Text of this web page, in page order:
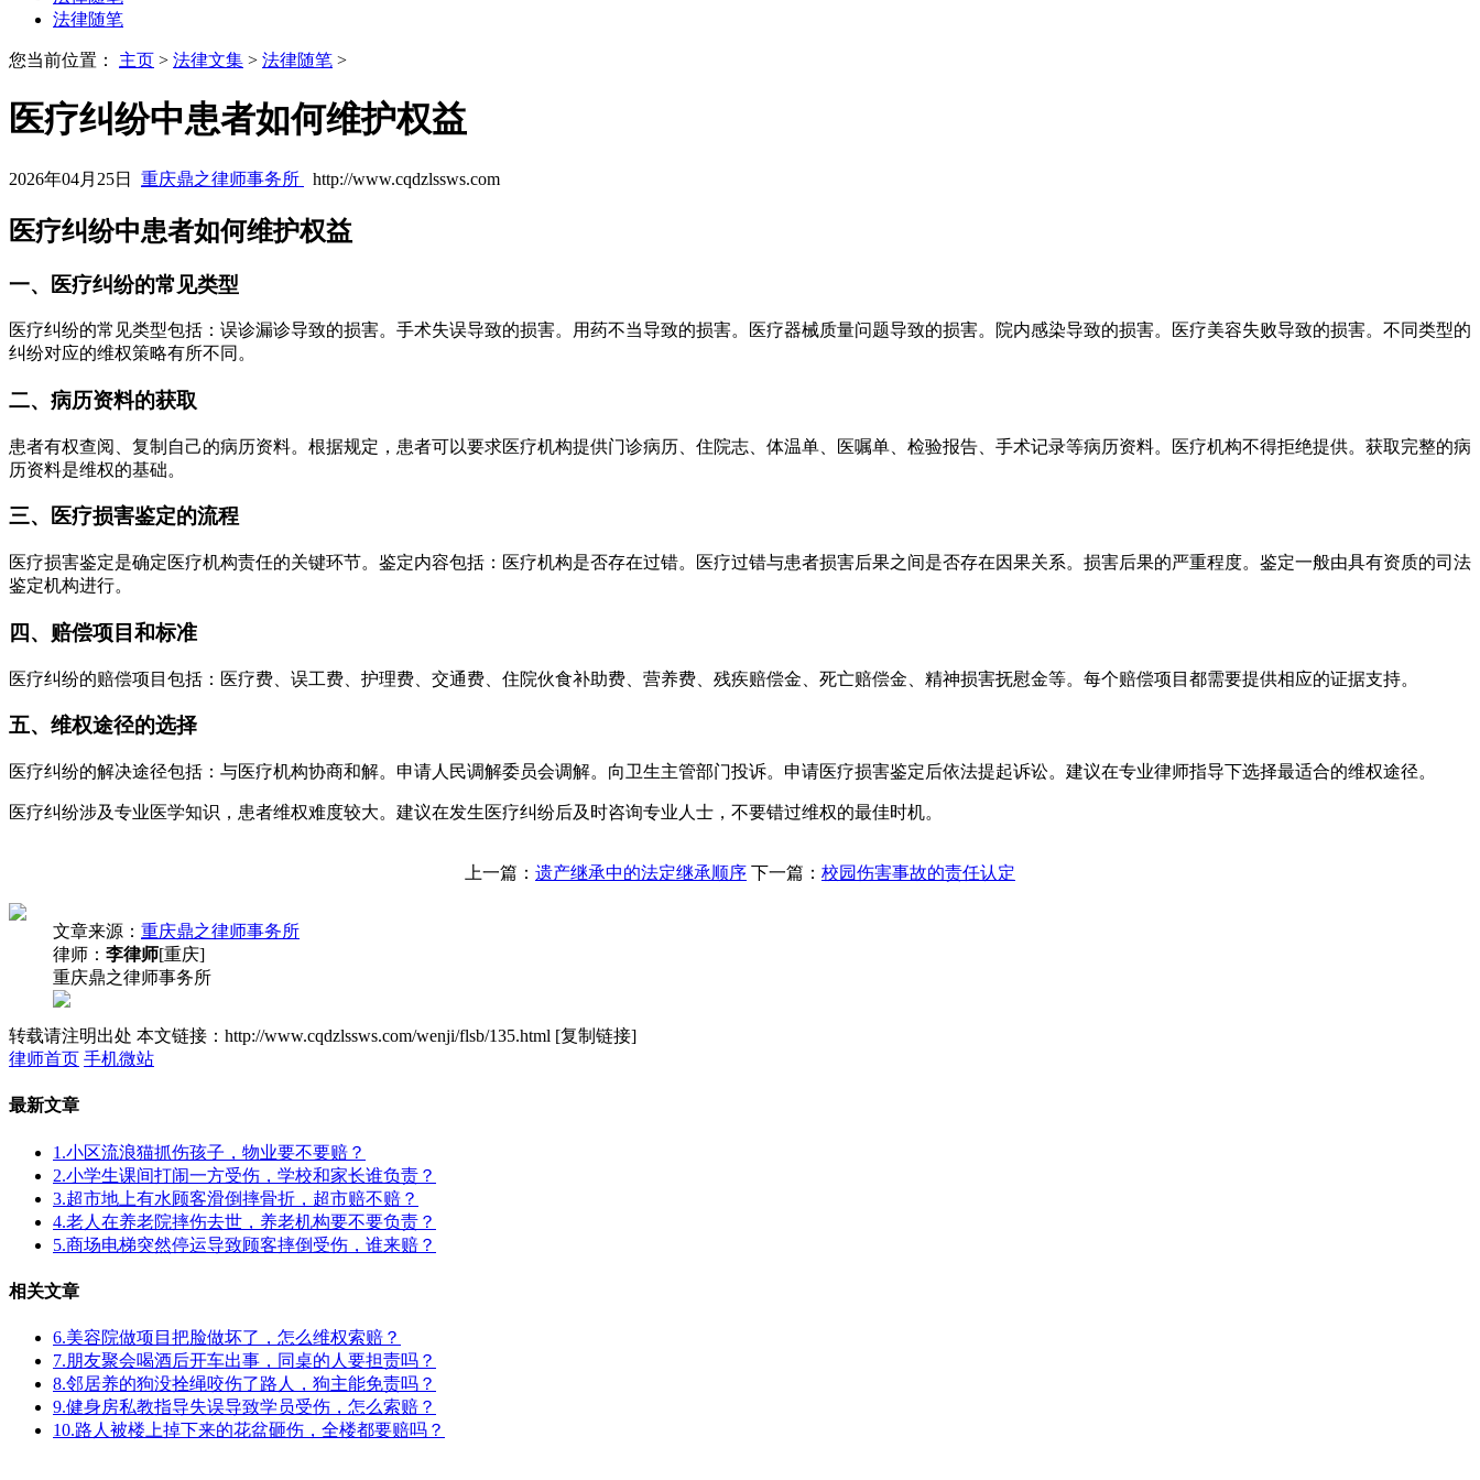
法律随笔
您当前位置： 主页 > 法律文集 > 法律随笔 >
医疗纠纷中患者如何维护权益
2026年04月25日 重庆鼎之律师事务所 http://www.cqdzlssws.com
医疗纠纷中患者如何维护权益
一、医疗纠纷的常见类型
医疗纠纷的常见类型包括：误诊漏诊导致的损害。手术失误导致的损害。用药不当导致的损害。医疗器械质量问题导致的损害。院内感染导致的损害。医疗美容失败导致的损害。不同类型的
纠纷对应的维权策略有所不同。
二、病历资料的获取
患者有权查阅、复制自己的病历资料。根据规定，患者可以要求医疗机构提供门诊病历、住院志、体温单、医嘱单、检验报告、手术记录等病历资料。医疗机构不得拒绝提供。获取完整的病
历资料是维权的基础。
三、医疗损害鉴定的流程
医疗损害鉴定是确定医疗机构责任的关键环节。鉴定内容包括：医疗机构是否存在过错。医疗过错与患者损害后果之间是否存在因果关系。损害后果的严重程度。鉴定一般由具有资质的司法
鉴定机构进行。
四、赔偿项目和标准
医疗纠纷的赔偿项目包括：医疗费、误工费、护理费、交通费、住院伙食补助费、营养费、残疾赔偿金、死亡赔偿金、精神损害抚慰金等。每个赔偿项目都需要提供相应的证据支持。
五、维权途径的选择
医疗纠纷的解决途径包括：与医疗机构协商和解。申请人民调解委员会调解。向卫生主管部门投诉。申请医疗损害鉴定后依法提起诉讼。建议在专业律师指导下选择最适合的维权途径。
医疗纠纷涉及专业医学知识，患者维权难度较大。建议在发生医疗纠纷后及时咨询专业人士，不要错过维权的最佳时机。
上一篇： 遗产继承中的法定继承顺序 下一篇： 校园伤害事故的责任认定
文章来源： 重庆鼎之律师事务所
律师： 李律师[重庆]
重庆鼎之律师事务所
转载请注明出处 本文链接：http://www.cqdzlssws.com/wenji/flsb/135.html [复制链接]
律师首页 手机微站
最新文章
1.小区流浪猫抓伤孩子，物业要不要赔？
2.小学生课间打闹一方受伤，学校和家长谁负责？
3.超市地上有水顾客滑倒摔骨折，超市赔不赔？
4.老人在养老院摔伤去世，养老机构要不要负责？
5.商场电梯突然停运导致顾客摔倒受伤，谁来赔？
相关文章
6.美容院做项目把脸做坏了，怎么维权索赔？
7.朋友聚会喝酒后开车出事，同桌的人要担责吗？
8.邻居养的狗没拴绳咬伤了路人，狗主能免责吗？
9.健身房私教指导失误导致学员受伤，怎么索赔？
10.路人被楼上掉下来的花盆砸伤，全楼都要赔吗？